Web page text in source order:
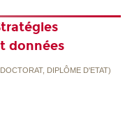
données
DIPLÔME D'ETAT)